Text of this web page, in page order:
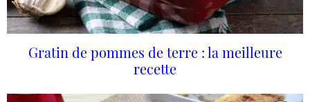
Gratin de pommes de terre : la meilleure
recette